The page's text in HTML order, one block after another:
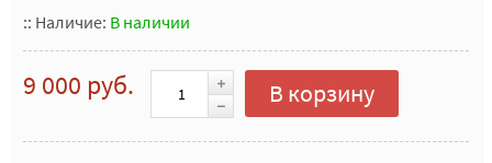
:: Наличие: В наличии
9 000 руб. В корзину